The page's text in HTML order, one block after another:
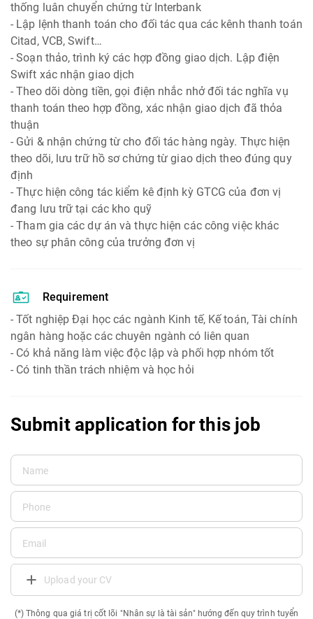
thống luân chuyển chứng từ Interbank
- Lập lệnh thanh toán cho đối tác qua các kênh thanh toán
Citad, VCB, Swift…
- Soạn thảo, trình ký các hợp đồng giao dịch. Lập điện
Swift xác nhận giao dịch
- Theo dõi dòng tiền, gọi điện nhắc nhở đối tác nghĩa vụ
thanh toán theo hợp đồng, xác nhận giao dịch đã thỏa
thuận
- Gửi & nhận chứng từ cho đối tác hàng ngày. Thực hiện
theo dõi, lưu trữ hồ sơ chứng từ giao dịch theo đúng quy
định
- Thực hiện công tác kiểm kê định kỳ GTCG của đơn vị
đang lưu trữ tại các kho quỹ
- Tham gia các dự án và thực hiện các công việc khác
theo sự phân công của trưởng đơn vị
Requirement
- Tốt nghiệp Đại học các ngành Kinh tế, Kế toán, Tài chính
ngân hàng hoặc các chuyên ngành có liên quan
- Có khả năng làm việc độc lập và phối hợp nhóm tốt
- Có tinh thần trách nhiệm và học hỏi
Submit application for this job
Upload your CV
(*) Thông qua giá trị cốt lõi "Nhân sự là tài sản" hướng đến quy trình tuyển